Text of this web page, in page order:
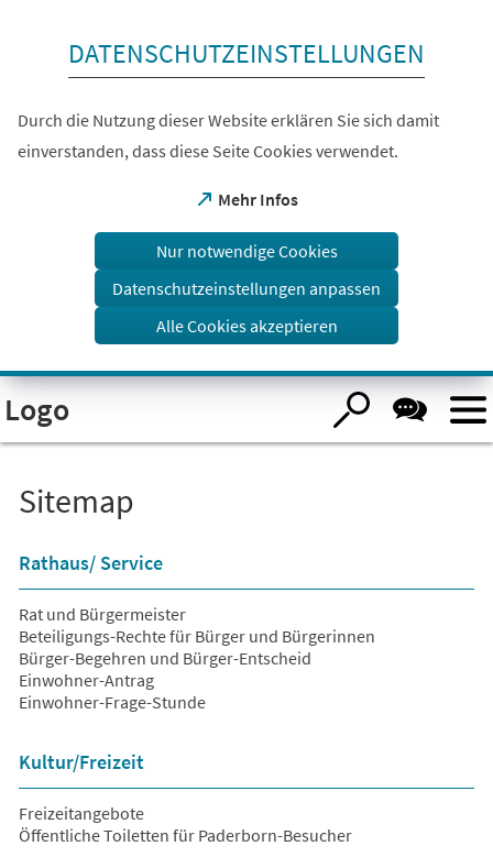
Visuelle
Assistenzsoftware
öffnen.
DATENSCHUTZEINSTELLUNGEN
Durch die Nutzung dieser Website erklären Sie sich damit
einverstanden, dass diese Seite Cookies verwendet.
Mehr Infos
(Öffnet
einem
Tab)
Nur notwendige Cookies
Datenschutzeinstellungen anpassen
Alle Cookies akzeptieren
Logo
Sitemap
Rathaus/ Service
Rat und Bürgermeister
Beteiligungs-Rechte für Bürger und Bürgerinnen
Bürger-Begehren und Bürger-Entscheid
Einwohner-Antrag
Einwohner-Frage-Stunde
Kultur/Freizeit
Freizeitangebote
Öffentliche Toiletten für Paderborn-Besucher